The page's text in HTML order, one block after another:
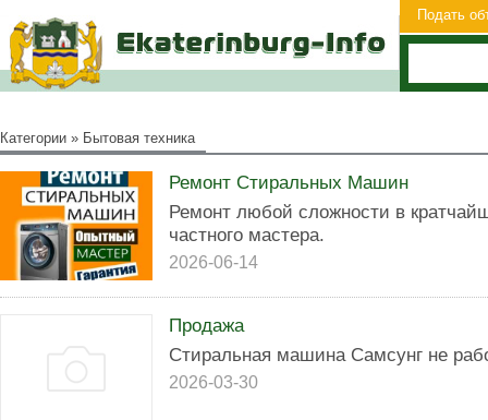
Подать
Категории » Бытовая техника
Ремонт Стиральных Машин
Ремонт любой сложности в
частного мастера.
2026-06-14
Продажа
Стиральная машина Самсунг не
2026-03-30